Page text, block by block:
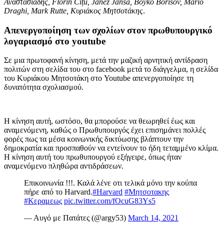
Draghi, Mark Rutte, Κυριάκος Μητσοτάκης.
Απενεργοποίηση των σχολίων στον πρωθυπουργικό
λογαριασμό στο youtube
Σε μια πρωτοφανή κίνηση, μετά την μαζική αρνητική αντίδραση
πολιτών στη σελίδα του στο facebook μετά το διάγγελμα, η σελίδα
του Κυριάκου Μητσοτάκη στο Youtube απενεργοποίησε τη
δυνατότητα σχολιασμού.
Η κίνηση αυτή, ωστόσο, θα μπορούσε να θεωρηθεί έως και
αναμενόμενη, καθώς ο Πρωθυπουργός έχει επισημάνει πολλές
φορές πως τα μέσα κοινωνικής δικτύωσης βλάπτουν την
δημοκρατία και προσπαθούν να εντείνουν το ήδη τεταμμένο κλίμα.
Η κίνηση αυτή του πρωθυπουργού εξήγειρε, όπως ήταν
αναμενόμενο πληθώρα αντιδράσεων.
Επικοινωνία !!!. Καλά λένε οτι τελικά μόνο την κούπα
πήρε από το Harvard.#Harvard #Μητσοτακης
#Κεραμεως pic.twitter.com/fOcuG83Ys5
— Αυγό με Πατάτες (@argy53) March 14, 2021